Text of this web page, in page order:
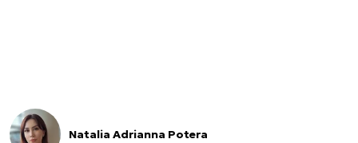
Natalia Adrianna Potera